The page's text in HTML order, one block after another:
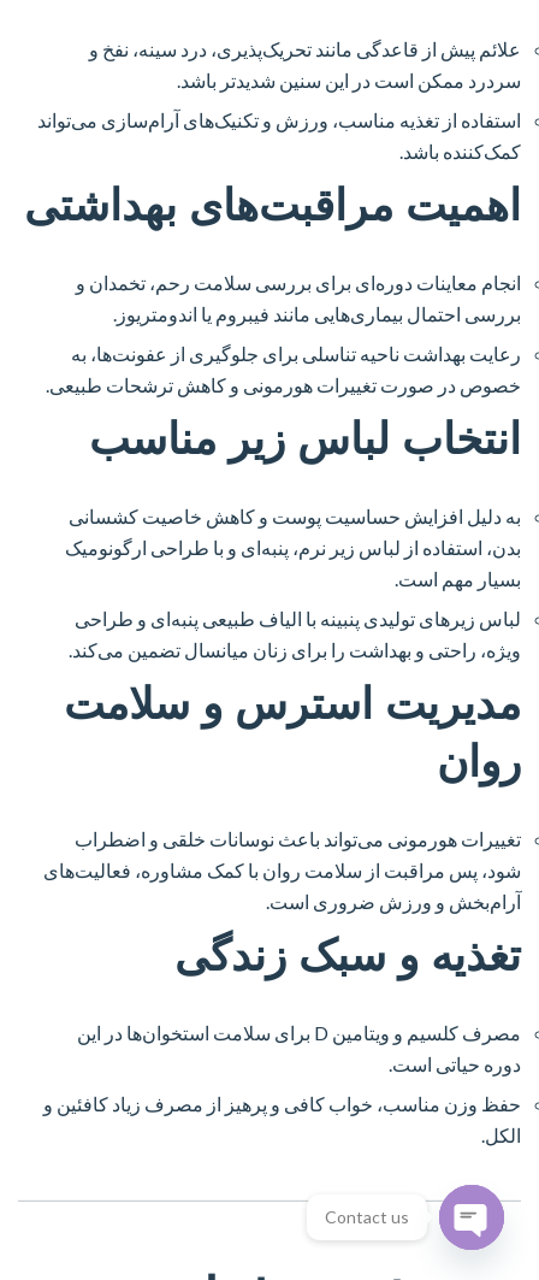
علائم پیش از قاعدگی مانند تحریک‌پذیری، درد سینه، نفخ و
سردرد ممکن است در این سنین شدیدتر باشد.
استفاده از تغذیه مناسب، ورزش و تکنیک‌های آرام‌سازی می‌تواند
کمک‌کننده باشد.
اهمیت مراقبت‌های بهداشتی
انجام معاینات دوره‌ای برای بررسی سلامت رحم، تخمدان و
بررسی احتمال بیماری‌هایی مانند فیبروم یا اندومتریوز.
رعایت بهداشت ناحیه تناسلی برای جلوگیری از عفونت‌ها، به
خصوص در صورت تغییرات هورمونی و کاهش ترشحات طبیعی.
انتخاب لباس زیر مناسب
به دلیل افزایش حساسیت پوست و کاهش خاصیت کشسانی
بدن، استفاده از لباس زیر نرم، پنبه‌ای و با طراحی ارگونومیک
بسیار مهم است.
لباس زیرهای تولیدی پنبینه با الیاف طبیعی پنبه‌ای و طراحی
ویژه، راحتی و بهداشت را برای زنان میانسال تضمین می‌کند.
مدیریت استرس و سلامت
روان
تغییرات هورمونی می‌تواند باعث نوسانات خلقی و اضطراب
شود، پس مراقبت از سلامت روان با کمک مشاوره، فعالیت‌های
آرام‌بخش و ورزش ضروری است.
تغذیه و سبک زندگی
مصرف کلسیم و ویتامین D برای سلامت استخوان‌ها در این
دوره حیاتی است.
حفظ وزن مناسب، خواب کافی و پرهیز از مصرف زیاد کافئین و
الکل.
Contact us